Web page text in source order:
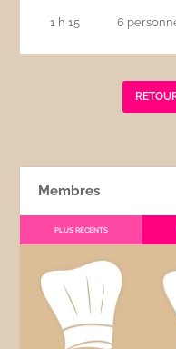
1 h 15 6
Membres
PLUS RÉCENTS